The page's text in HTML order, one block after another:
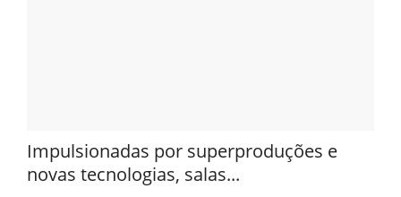
O MUNDO É NOTÍCIA
CN7
Impulsionadas por superproduções e
novas tecnologias, salas...